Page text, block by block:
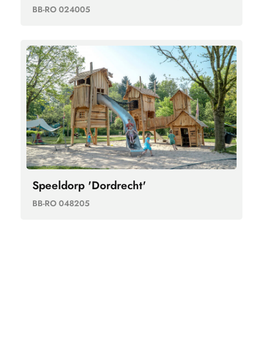
BB-RO 024005
Speeldorp 'Dordrecht'
BB-RO 048205